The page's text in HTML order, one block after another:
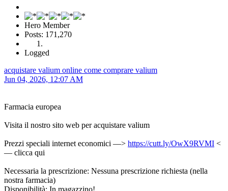
Hero Member
Posts: 171,270
Logged
acquistare valium online come comprare valium
Jun 04, 2026, 12:07 AM
Farmacia europea
Visita il nostro sito web per acquistare valium
Prezzi speciali internet economici —> https://cutt.ly/OwX9RVMI <
— clicca qui
Necessaria la prescrizione: Nessuna prescrizione richiesta (nella
nostra farmacia)
Disponibilità: In magazzino!